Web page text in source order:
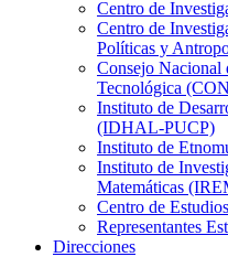
Centro de
Centro de
Políticas y
Consejo Nacional
Tecnológica
Instituto de
(IDHAL-PUCP)
Instituto de
Instituto de
Matemáticas
Centro de
Representantes
Direcciones